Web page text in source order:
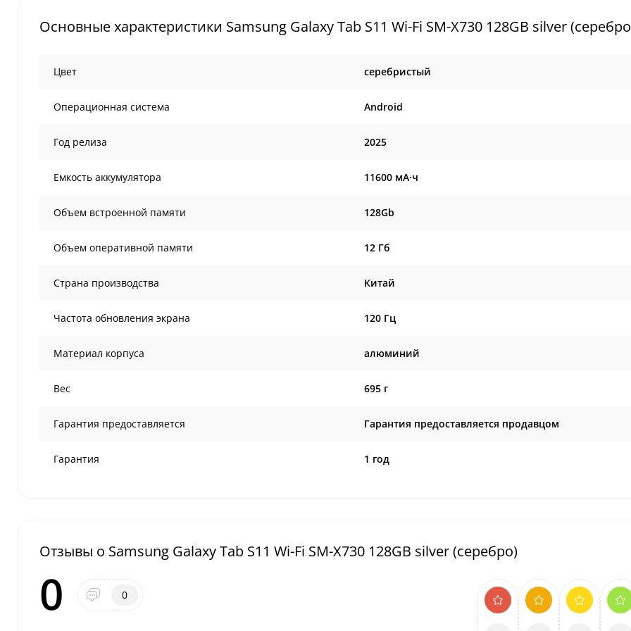
Основные характеристики Samsung Galaxy Tab S11 Wi-Fi SM-X730 128GB silver
Цвет серебристый
Операционная система Android
Год релиза 2025
Емкость аккумулятора 11600 мА·ч
Объем встроенной памяти 128Gb
Объем оперативной памяти 12 Гб
Страна производства Китай
Частота обновления экрана 120 Гц
Материал корпуса алюминий
Вес 695 г
Гарантия предоставляется Гарантия предоставляется продавцом
Гарантия 1 год
Отзывы о Samsung Galaxy Tab S11 Wi-Fi SM-X730 128GB silver (серебро)
0 0